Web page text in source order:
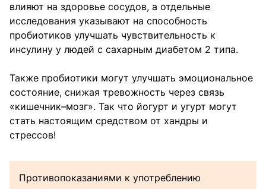
влияют на здоровье сосудов, а отдельные
исследования указывают на способность
пробиотиков улучшать чувствительность к
инсулину у людей с сахарным диабетом 2 типа.
Также пробиотики могут улучшать эмоциональное
состояние, снижая тревожность через связь
«кишечник–мозг». Так что йогурт и угурт могут
стать настоящим средством от хандры и
стрессов!
Противопоказаниями к употреблению